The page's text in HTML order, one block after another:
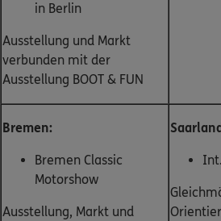
in Berlin
Ausstellung und Markt
verbunden mit der
Ausstellung BOOT & FUN
Bremen:
Bremen Classic
Motorshow
Ausstellung, Markt und